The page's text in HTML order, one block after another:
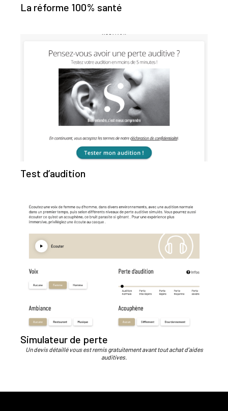
La réforme 100% santé
Test d’audition
Simulateur de perte
Un devis détaillé vous est remis gratuitement avant tout achat d’aides
auditives.